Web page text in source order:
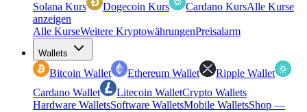
Solana Kurs
Dogecoin Kurs Cardano KursAlle Kurse
anzeigen
Alle KurseWeitere KryptowährungenPreisalarm
Wallets
Bitcoin Wallet Ethereum Wallet
Ripple Wallet
Cardano Wallet
Litecoin WalletCrypto Wallets
Hardware WalletsSoftware WalletsMobile WalletsShop —